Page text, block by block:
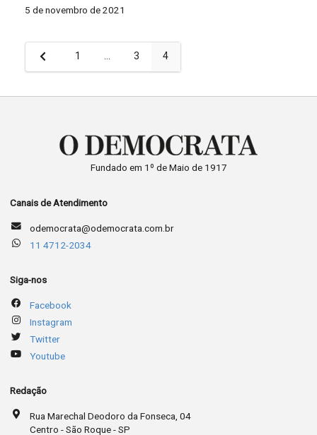
5 de novembro de 2021
Paginação
de
1 … 3 4
Fundado em 1º de Maio de 1917
Canais de Atendimento
odemocrata@odemocrata.com.br
11 4712-2034
Siga-nos
Facebook
Instagram
Twitter
Youtube
Redação
Rua Marechal Deodoro da Fonseca, 04
Centro - São Roque - SP